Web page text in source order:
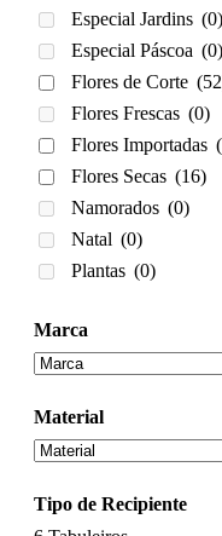
Especial Jardins (0)
Especial Páscoa (0)
Flores de Corte
Flores Frescas (0)
Flores Importadas
Flores Secas (16)
Namorados (0)
Natal (0)
Plantas (0)
Marca
Material
Tipo de Recipiente